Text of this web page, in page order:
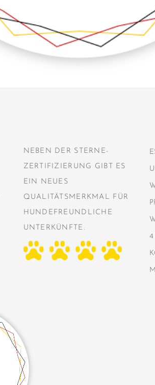
NEBEN DER STERNE-
ZERTIFIZIERUNG GIBT ES
EIN NEUES
QUALITÄTSMERKMAL FÜR
HUNDEFREUNDLICHE
UNTERKÜNFTE.
4